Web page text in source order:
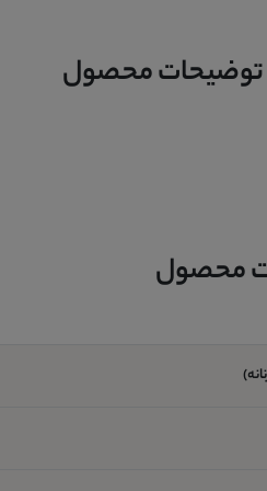
توضیحات محصول
محصول